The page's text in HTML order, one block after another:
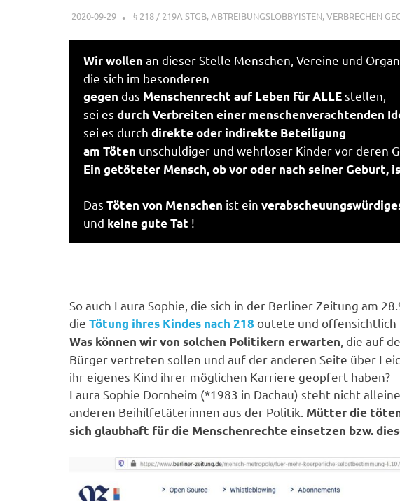
2020-09-29 XX
§ 218 / 219A STGB,ABTREIBUNGSLOBBYISTEN,VERBRECHEN
Wir wollen an dieser Stelle Menschen, Vereine und
die sich im besonderen
gegen das Menschenrecht auf Leben für ALLEstellen,
sei esdurch Verbreiten einer menschenverachtenden
sei es durchdirekte oder indirekte Beteiligung
am Töten unschuldiger und wehrloser Kinder vor deren
Ein getöteter Mensch, ob vor oder nach seiner Geburt,
DasTöten von Menschen ist ein
und keine gute Tat !
So auch Laura Sophie, die sich in der Berliner Zeitung am
dieTötung ihres Kindes nach 218 outete und offensichtlich
Was können wir von solchen Politikern erwarten , die auf
Bürger vertreten sollen und auf der anderen Seite über
ihr eigenes Kind ihrer möglichen Karriere geopfert haben?
Laura Sophie Dornheim (*1983 in Dachau) steht nicht
anderen Beihilfetäterinnen aus der Politik. Mütter die
sich glaubhaft für die Menschenrechte einsetzen bzw.